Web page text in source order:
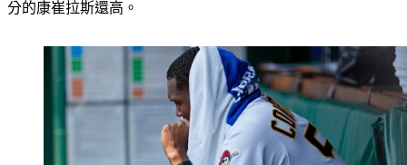
分的康崔拉斯還高。